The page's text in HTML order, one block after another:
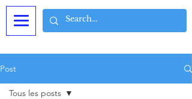
Post
Tous les posts